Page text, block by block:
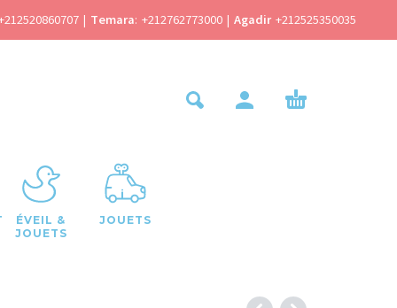
| Temara: +212762773000 | Agadir +212525350035
ÉVEIL &
JOUETS
JOUETS